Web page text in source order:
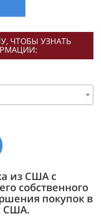
ЧТОБЫ УЗНАТЬ
из США с
собственного
покупок в
США.